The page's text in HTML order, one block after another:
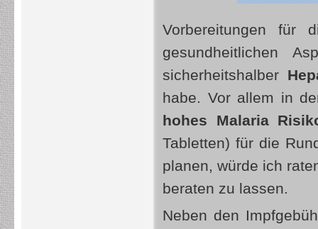
Vorbereitungen für
gesundheitlichen
sicherheitshalber
habe. Vor allem in
hohes Malaria
Tabletten) für die
planen, würde ich
beraten zu lassen.
Neben den